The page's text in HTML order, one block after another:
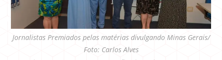
Jornalistas Premiados pelas matérias divulgando Minas Gerais/
Foto: Carlos Alves